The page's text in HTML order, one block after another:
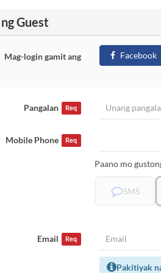
Guest
Mag-login gamit ang Facebook
Pangalan Req
Mobile Phone Req
Paano mo
SMS
Email Req
Pakitiyak